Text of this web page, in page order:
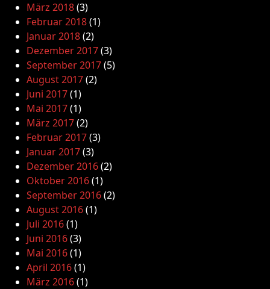
März 2018(3)
Februar 2018(1)
Januar 2018(2)
Dezember 2017(3)
September 2017(5)
August 2017(2)
Juni 2017(1)
Mai 2017(1)
März 2017(2)
Februar 2017(3)
Januar 2017(3)
Dezember 2016(2)
Oktober 2016(1)
September 2016(2)
August 2016(1)
Juli 2016(1)
Juni 2016(3)
Mai 2016(1)
April 2016(1)
März 2016(1)